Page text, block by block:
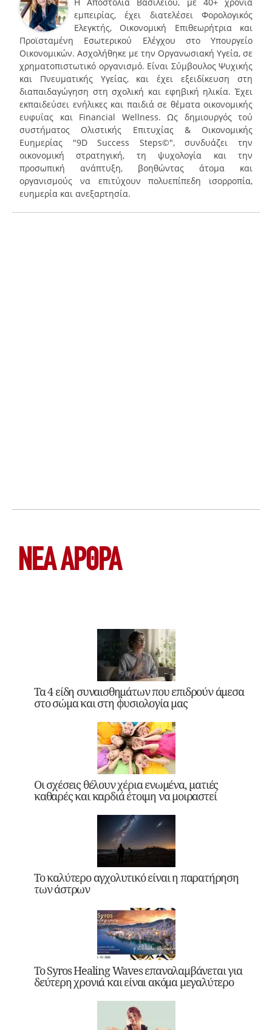
εμπειρίας, έχει διατελέσει Φορολογικός
Ελεγκτής, Οικονομική Επιθεωρήτρια και
Προϊσταμένη Εσωτερικού Ελέγχου στο Υπουργείο
Οικονομικών. Ασχολήθηκε με την Οργανωσιακή Υγεία, σε
χρηματοπιστωτικό οργανισμό. Είναι Σύμβουλος Ψυχικής
και Πνευματικής Υγείας, και έχει εξειδίκευση στη
διαπαιδαγώγηση στη σχολική και εφηβική ηλικία. Έχει
εκπαιδεύσει ενήλικες και παιδιά σε θέματα οικονομικής
ευφυΐας και Financial Wellness. Ως δημιουργός τού
συστήματος Ολιστικής Επιτυχίας & Οικονομικής
Ευημερίας "9D Success Steps©", συνδυάζει την
οικονομική στρατηγική, τη ψυχολογία και την
προσωπική ανάπτυξη, βοηθώντας άτομα και
οργανισμούς να επιτύχουν πολυεπίπεδη ισορροπία,
ευημερία και ανεξαρτησία.
ΝΕΑ ΆΡΘΡΑ
Τα 4 είδη συναισθημάτων που επιδρούν άμεσα
στο σώμα και στη φυσιολογία μας
Οι σχέσεις θέλουν χέρια ενωμένα, ματιές
καθαρές και καρδιά έτοιμη να μοιραστεί
Το καλύτερο αγχολυτικό είναι η παρατήρηση
των άστρων
Το Syros Healing Waves επαναλαμβάνεται για
δεύτερη χρονιά και είναι ακόμα μεγαλύτερο